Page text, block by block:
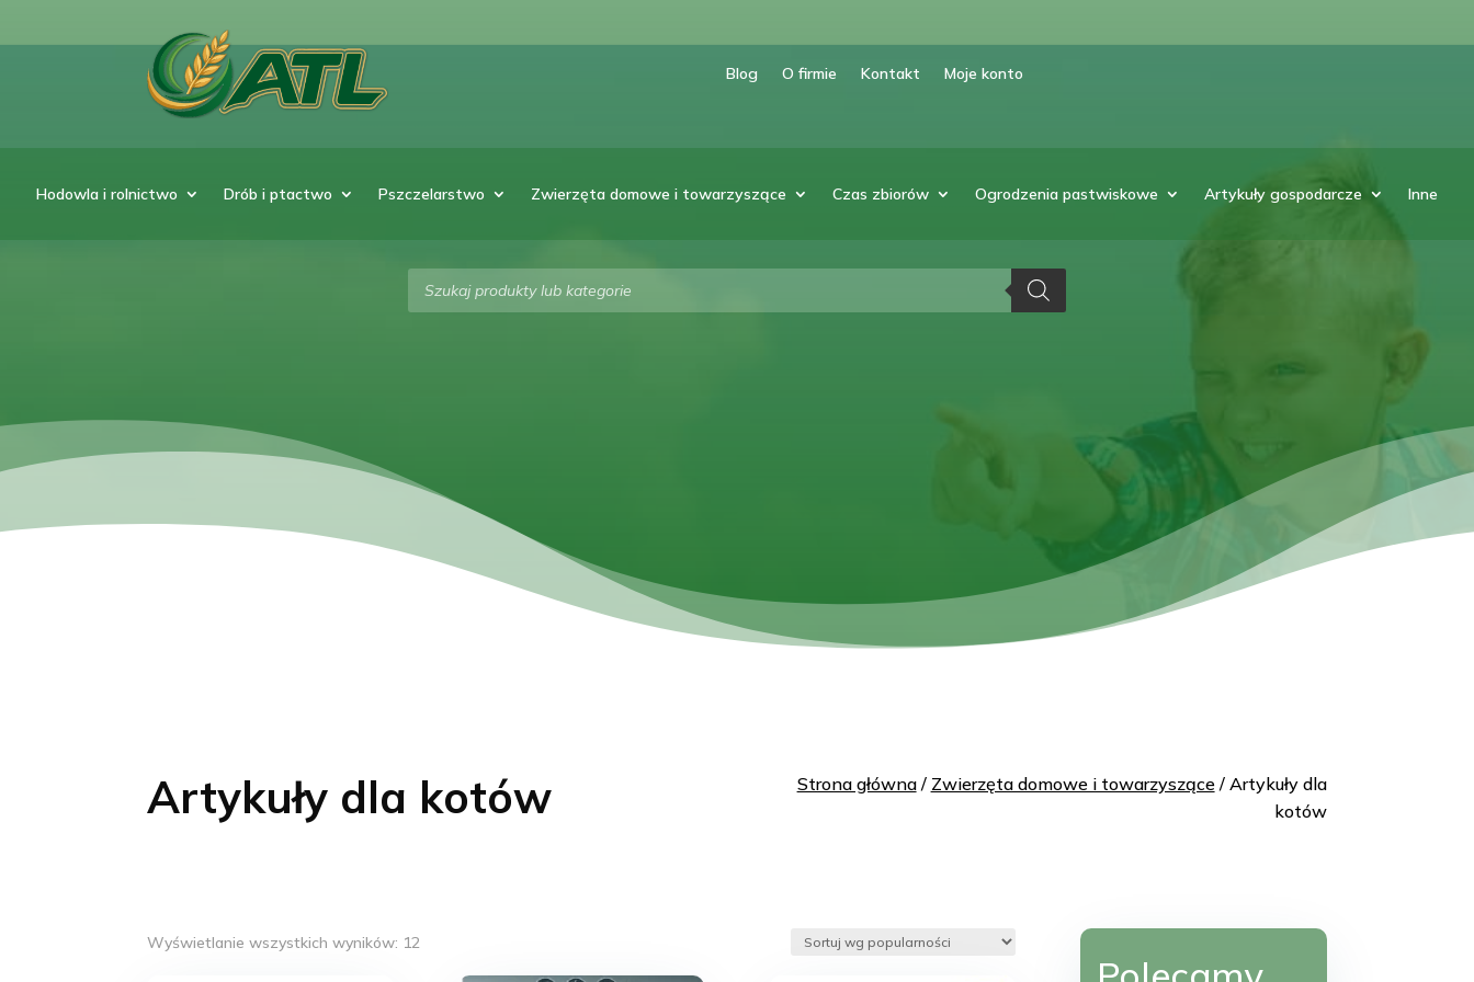
Blog O firmie Kontakt Moje konto
Hodowla i rolnictwo Drób i ptactwo Pszczelarstwo Zwierzęta domowe i towarzyszące Czas zbiorów Ogrodzenia pastwiskowe Artykuły gospodarcze Inne
Wyszukiwarka
produktów
Artykuły dla kotów Strona główna/ Zwierzęta domowe i towarzyszące/ Artykuły dla
kotów
Wyświetlanie wszystkich wyników: 12
według